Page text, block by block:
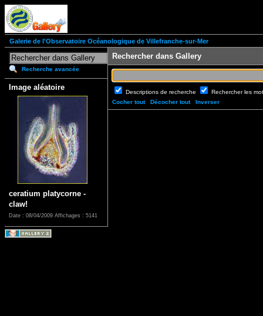
Galerie de l'Observatoire Océanologique de Villefranche-sur-Mer
Recherche avancée
Image aléatoire
ceratium platycorne -
claw!
Date : 08/04/2009 Affichages : 5141
Rechercher dans Gallery
Descriptions de recherche
Rechercher les
Cocher tout
Décocher tout Inverser